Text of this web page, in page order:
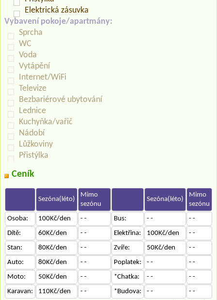
Elektrická zásuvka
Vybavení pokoje/apartmány:
Sprcha
WC
Voda
Vytápění
Internet/WiFi
Televize
Bezbariérové ubytování
Lednice
Kuchyňka/vařič
Nádobí
Lůžkoviny
Přistýlka
Ceník
Sezóna(léto)
Mimo
sezónu
Sezóna(léto)
Mimo
sezónu
Osoba:
100Kč/den - - Bus: - -
- -
Dítě:
60Kč/den - - Elektřina: 100Kč/den
- -
Stan:
80Kč/den - - Zvíře: 50Kč/den
- -
Auto:
80Kč/den - - Poplatek: - -
- -
Moto:
50Kč/den - - *Chatka: - -
- -
Karavan:
110Kč/den - - *Budova: - -
- -